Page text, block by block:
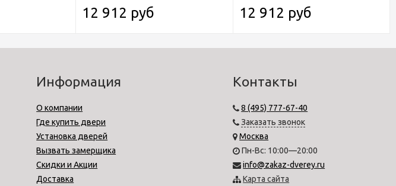
12 912 руб 12 912 руб
Информация
О компании
Где купить двери
Установка дверей
Вызвать замерщика
Скидки и Акции
Доставка
Контакты
8 (495) 777-67-40
Заказать звонок
Москва
Пн-Вс: 10:00—20:00
info@zakaz-dverey.ru
Карта сайта